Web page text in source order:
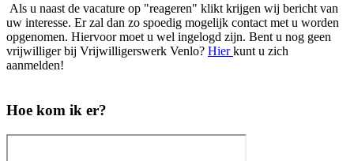
Als u naast de vacature op "reageren" klikt krijgen wij bericht van
uw interesse. Er zal dan zo spoedig mogelijk contact met u worden
opgenomen. Hiervoor moet u wel ingelogd zijn. Bent u nog geen
vrijwilliger bij Vrijwilligerswerk Venlo? Hierkunt u zich
aanmelden!
Hoe kom ik er?